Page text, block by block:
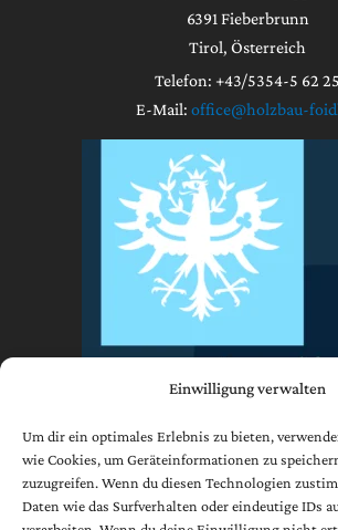
Einwilligung verwalten
Um dir ein optimales Erlebnis zu bieten,
wie Cookies, um Geräteinformationen zu
zuzugreifen. Wenn du diesen Technologien
Daten wie das Surfverhalten oder eindeutige IDs
6391 Fieberbrunn
Tirol, Österreich
Telefon: +43/5354-5 62 25
E-Mail: office@holzbau-
Impressum
Datenschutzerklärung